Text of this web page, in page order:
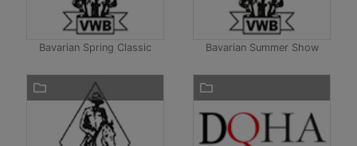
Bavarian Spring Classic Bavarian Summer Show